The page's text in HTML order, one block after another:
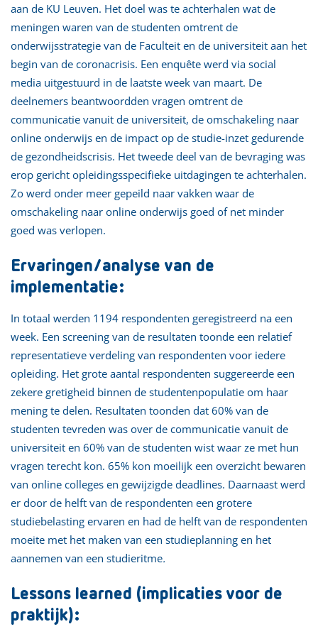
aan de KU Leuven. Het doel was te achterhalen wat de
meningen waren van de studenten omtrent de
onderwijsstrategie van de Faculteit en de universiteit aan het
begin van de coronacrisis. Een enquête werd via social
media uitgestuurd in de laatste week van maart. De
deelnemers beantwoordden vragen omtrent de
communicatie vanuit de universiteit, de omschakeling naar
online onderwijs en de impact op de studie-inzet gedurende
de gezondheidscrisis. Het tweede deel van de bevraging was
erop gericht opleidingsspecifieke uitdagingen te achterhalen.
Zo werd onder meer gepeild naar vakken waar de
omschakeling naar online onderwijs goed of net minder
goed was verlopen.
Ervaringen/analyse van de
implementatie:
In totaal werden 1194 respondenten geregistreerd na een
week. Een screening van de resultaten toonde een relatief
representatieve verdeling van respondenten voor iedere
opleiding. Het grote aantal respondenten suggereerde een
zekere gretigheid binnen de studentenpopulatie om haar
mening te delen. Resultaten toonden dat 60% van de
studenten tevreden was over de communicatie vanuit de
universiteit en 60% van de studenten wist waar ze met hun
vragen terecht kon. 65% kon moeilijk een overzicht bewaren
van online colleges en gewijzigde deadlines. Daarnaast werd
er door de helft van de respondenten een grotere
studiebelasting ervaren en had de helft van de respondenten
moeite met het maken van een studieplanning en het
aannemen van een studieritme.
Lessons learned (implicaties voor de
praktijk):